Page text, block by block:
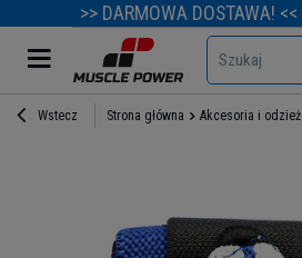
>> DARMOWA DOSTAWA! <<
Szukaj
Wstecz Strona główna Akcesoria i odzież